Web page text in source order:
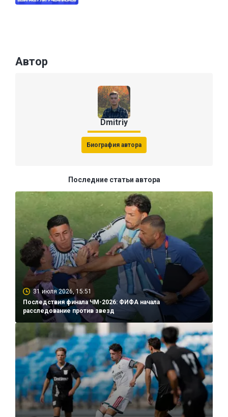
Автор
Dmitriy
Биография автора
Последние статьи автора
31 июля 2026, 15:51
Последствия финала ЧМ-2026: ФИФА начала
расследование против звезд